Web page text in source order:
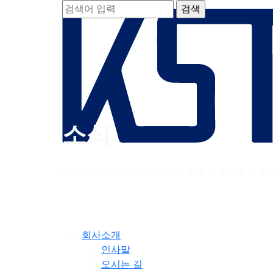
소식
회사소개
인사말
오시는 길